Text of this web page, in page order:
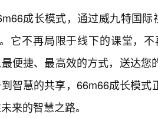
成长模式，通过威九特国际
。它不再局限于线下的课堂，
便捷、最高效的方式，送达
智慧的共享，66m66成长模
来的智慧之路。